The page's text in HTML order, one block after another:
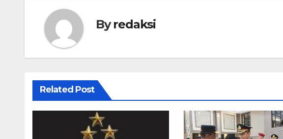
Byredaksi
Related Post